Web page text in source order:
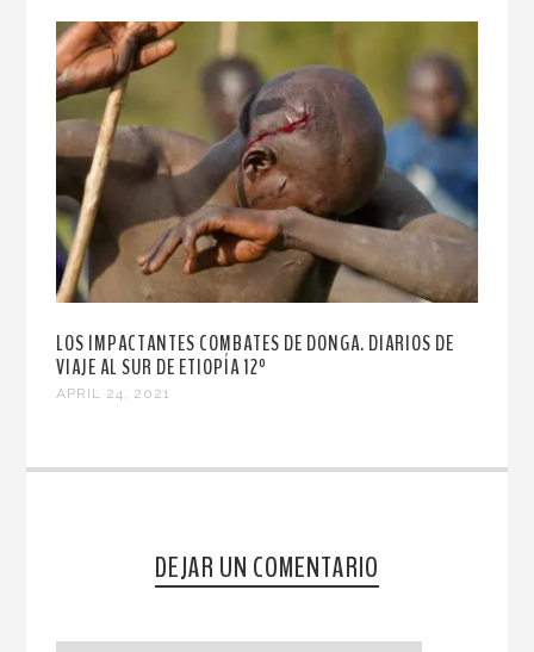
LOS IMPACTANTES COMBATES DE DONGA. DIARIOS DE
VIAJE AL SUR DE ETIOPÍA 12º
APRIL 24, 2021
DEJAR UN COMENTARIO